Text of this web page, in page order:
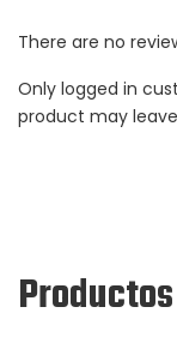
There are no
Only logged in
product may